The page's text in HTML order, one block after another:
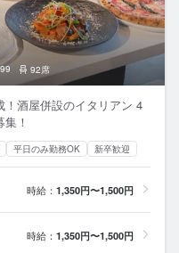
92席
！酒屋併設のイタリアン 4
！
平日のみ勤務OK 新卒歓迎
時給： 1,350円〜1,500円
時給： 1,350円〜1,500円